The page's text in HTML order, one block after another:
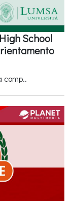
School
comp..